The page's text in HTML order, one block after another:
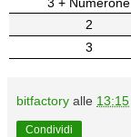
2
3
bitfactory alle 13:15
Condividi